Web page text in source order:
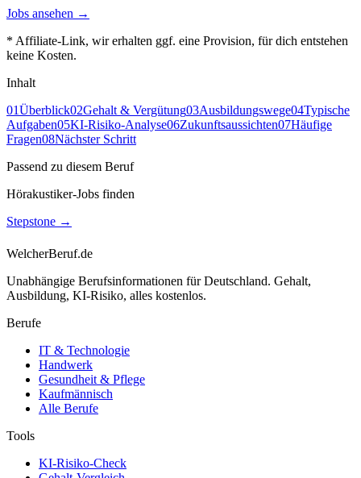
Jobs ansehen →
* Affiliate-Link, wir erhalten ggf. eine Provision, für dich entstehen
keine Kosten.
Inhalt
01Überblick02Gehalt & Vergütung03Ausbildungswege04Typische
Aufgaben05KI-Risiko-Analyse06Zukunftsaussichten07Häufige
Fragen08Nächster Schritt
Passend zu diesem Beruf
Hörakustiker-Jobs finden
Stepstone →
WelcherBeruf.de
Unabhängige Berufsinformationen für Deutschland. Gehalt,
Ausbildung, KI-Risiko, alles kostenlos.
Berufe
IT & Technologie
Handwerk
Gesundheit & Pflege
Kaufmännisch
Alle Berufe
Tools
KI-Risiko-Check